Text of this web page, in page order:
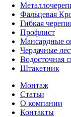
Фальцевая
Гибкая
Профлист
Мансардные
Чердачные
Водосточная
Штакетник
Монтаж
Статьи
О компании
Контакты